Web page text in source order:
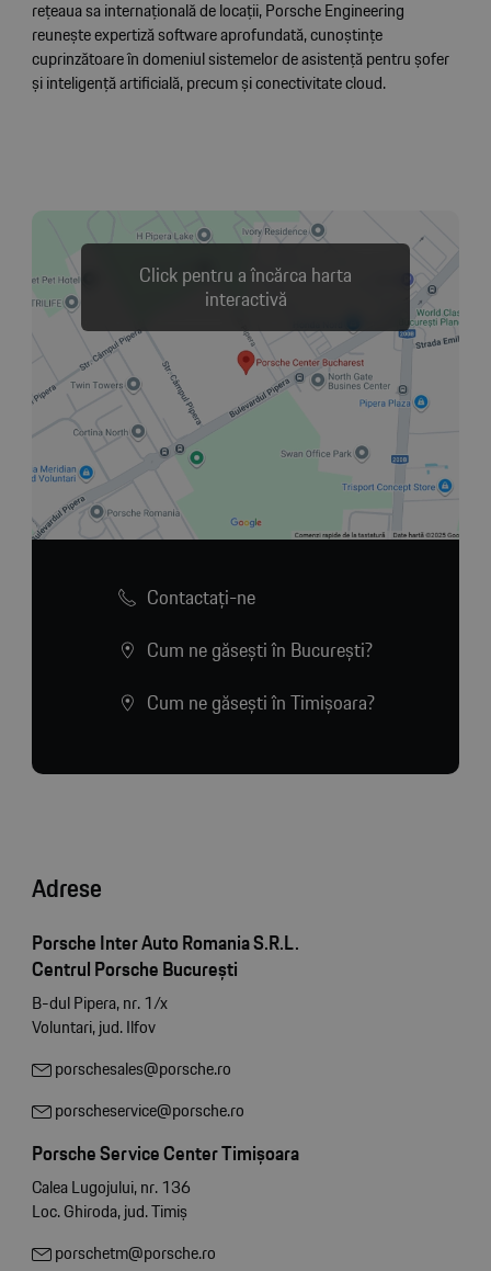
rețeaua sa internațională de locații, Porsche Engineering
reunește expertiză software aprofundată, cunoștințe
cuprinzătoare în domeniul sistemelor de asistență pentru șofer
și inteligență artificială, precum și conectivitate cloud.
Click pentru a încărca harta
interactivă
Contactaţi-ne
Cum ne găsești în București?
Cum ne găsești în Timișoara?
Adrese
Porsche Inter Auto Romania S.R.L.
Centrul Porsche București
B-dul Pipera, nr. 1/x
Voluntari, jud. Ilfov
porschesales@porsche.ro
porscheservice@porsche.ro
Porsche Service Center Timișoara
Calea Lugojului, nr. 136
Loc. Ghiroda, jud. Timiș
porschetm@porsche.ro